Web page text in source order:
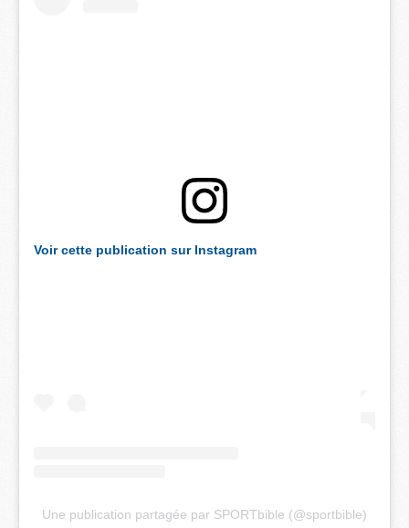
Voir cette publication sur Instagram
Une publication partagée par SPORTbible (@sportbible)